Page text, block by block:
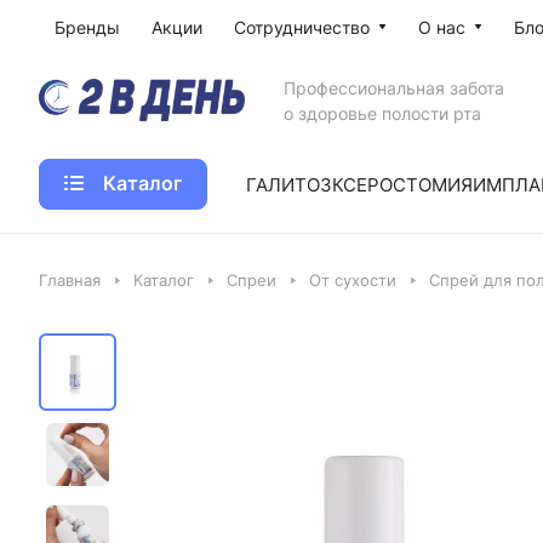
Бренды Акции Сотрудничество О нас
Профессиональная забота
о здоровье полости рта
Каталог ГАЛИТОЗКСЕРОСТОМИЯ
Главная Каталог Спреи От сухости Спрей для